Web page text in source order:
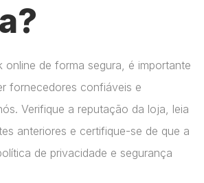
online de forma segura, é importante
fornecedores confiáveis e
Verifique a reputação da loja, leia
anteriores e certifique-se de que a
de privacidade e segurança